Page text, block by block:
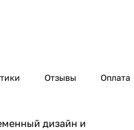
Отзывы Оплата
дизайн и